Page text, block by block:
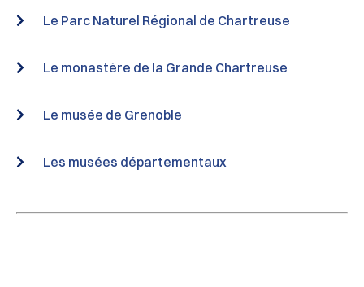
Le Parc Naturel Régional de Chartreuse
Le monastère de la Grande Chartreuse
Le musée de Grenoble
Les musées départementaux